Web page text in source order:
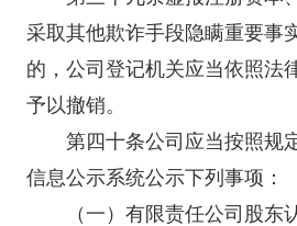
采取其他欺诈手段隐瞒重要事
的，公司登记机关应当依照法
予以撤销。
第四十条公司应当按照规
信息公示系统公示下列事项：
（一）有限责任公司股东